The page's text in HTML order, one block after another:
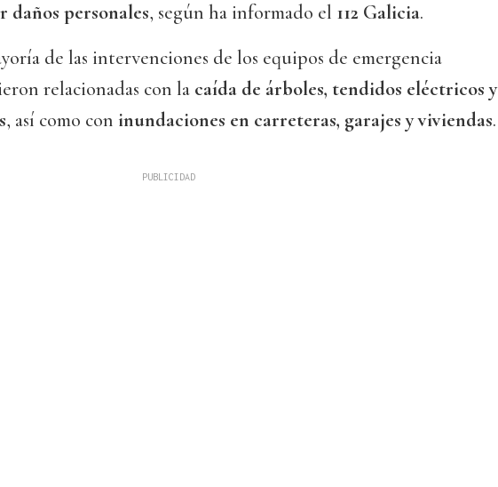
daños personales, según ha informado el 112 Galicia.
de las intervenciones de los equipos de emergencia
relacionadas con la caída de árboles, tendidos eléctricos y
, así como con inundaciones en carreteras, garajes y viviendas.